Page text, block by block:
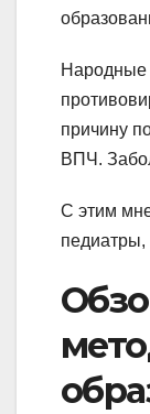
Народные
причину
ВПЧ.
С этим
педиатры,